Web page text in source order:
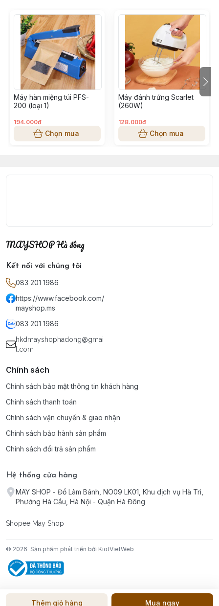
Thêm giỏ hàng Mua ngay
Máy hàn miệng túi PFS-
200 (loại 1)
194.000đ
Chọn mua
Máy đánh trứng Scarlet
(260W)
128.000đ
Chọn mua
MAYSHOP Hà đông
Kết nối với chúng tôi
083 201 1986
https://www.facebook.com/
mayshop.ms
083 201 1986
hkdmayshophadong@gmai
l.com
Chính sách
Chính sách bảo mật thông tin khách hàng
Chính sách thanh toán
Chính sách vận chuyển & giao nhận
Chính sách bảo hành sản phẩm
Chính sách đổi trả sản phẩm
Hệ thống cửa hàng
MAY SHOP - Đồ Làm Bánh, NO09 LK01, Khu dịch vụ Hà Trì,
Phường Hà Cầu, Hà Nội - Quận Hà Đông
Shopee May Shop
© 2026 Sản phẩm phát triển bởi KiotVietWeb